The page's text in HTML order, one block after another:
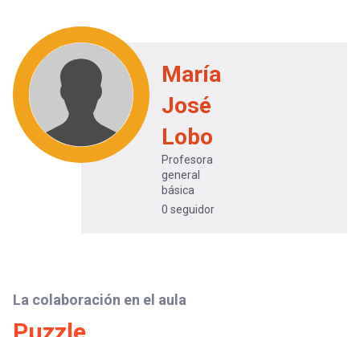
entrar
a
mi
cuenta
Exploración
Expand
[Educarchile
entrar
Inicia
sesión
Regístrate
de
ayuda
a
María
José
Lobo
Profesora
general
básica
0 seguidor
La colaboración en el aula